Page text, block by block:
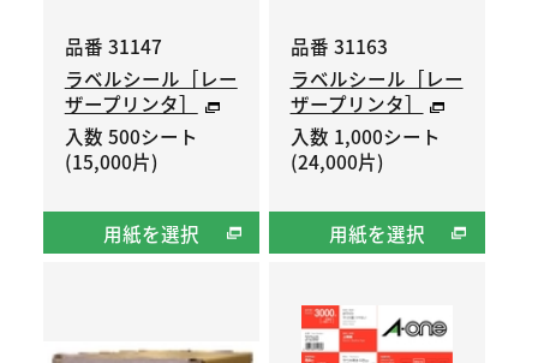
品番 31147
ラベルシール［レー
ザープリンタ］
入数 500シート
(15,000片)
用紙を選択
品番 31163
ラベルシール［レー
ザープリンタ］
入数 1,000シート
(24,000片)
用紙を選択